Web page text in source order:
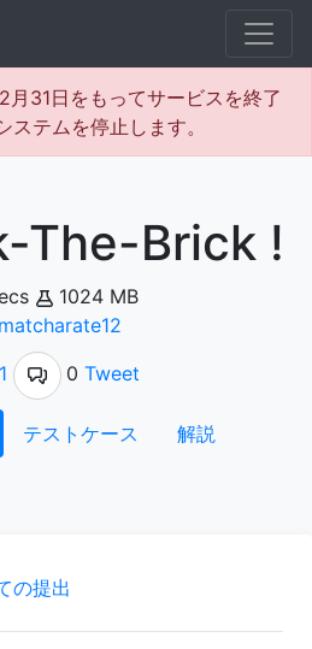
31日をもってサービスを終了
ステムを停止します。
The-Brick !
1024 MB
matcharate12
1
0 Tweet
テストケース 解説
の提出